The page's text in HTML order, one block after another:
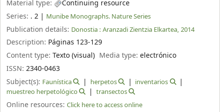
Material type:
Continuing resource
Series: . 2 | Munibe Monographs. Nature Series
Publication details: Donostia : Aranzadi Zientzia Elkartea, 2014
Description: Páginas 123-129
Content type: Texto (visual) Media type:electrónico
ISSN: 2340-0463
Subject(s): Faunística herpetos
inventarios
muestreo herpetológico
transectos
Online resources: Click here to access online